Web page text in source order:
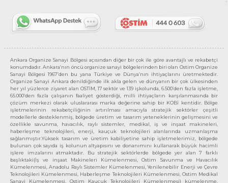
Ankara Organize Sanayi Bölgesi açısından diğer bir çok ile göre avantajlı ve rekabetçi
konumdadır. Ankara’nın öncü organize sanayi bölgelerinden biri olan Ostim Organize
Sanayi Bölgesi 1967’den bu yana Türkiye ve Dünya’nın ihtiyaçlarını üretmektedir.
Organize Sanayi Ankara denildiğinde ilk akla gelen ve dünyanın bir çok ülkesinden
her yıl yüzlerce ziyaret alan OSTİM, 17 sektör ve 139 işkolunda, 6.500’den fazla işletme,
65.000’den fazla çalışanın faaliyet gösterdiği, milli ihtiyaçların karşılanmasında bir
çözüm merkezi olarak uluslararası marka değerine sahip bir KOBİ kentidir. Bölge
işletmelerinin rekabetçiliğinin artırılması amacıyla stratejik sektörler çeşitli
modellerle desteklenmiş, bölgede üretim ve tasarım yeteneklerinin gelişmesini ve
özellikle savunma, havacılık, raylı sistemler, medikal, iş ve inşaat makineleri,
haberleşme teknolojileri, enerji, kauçuk teknolojileri alanlarında uzmanlaşma
sağlanmıştır.Yüksek tasarım ve üretim kabiliyetine sahip işletmelerimiz, bölgede
bulunan çok sayıda iş kolunun altyapısını ve donanımını kullanarak büyük hacimli
işlere imzalarını atmaktadır. Bu stratejik sektörlerde bölgede yer alan 7 farklı
başlıktaki(İş ve inşaat Makineleri Kümelenmesi, Ostim Savunma ve Havacılık
Kümelenmesi, Anadolu Raylı Sistemler Kümelenmesi, Yenilenebilir Enerji ve Çevre
Teknolojileri Kümelenmesi, Haberleşme Teknolojileri Kümelenmesi, Ostim Medikal
Sanayi Kümelenmesi, Ostim Kauçuk Teknolojileri Kümelenmesi) kümelenme,